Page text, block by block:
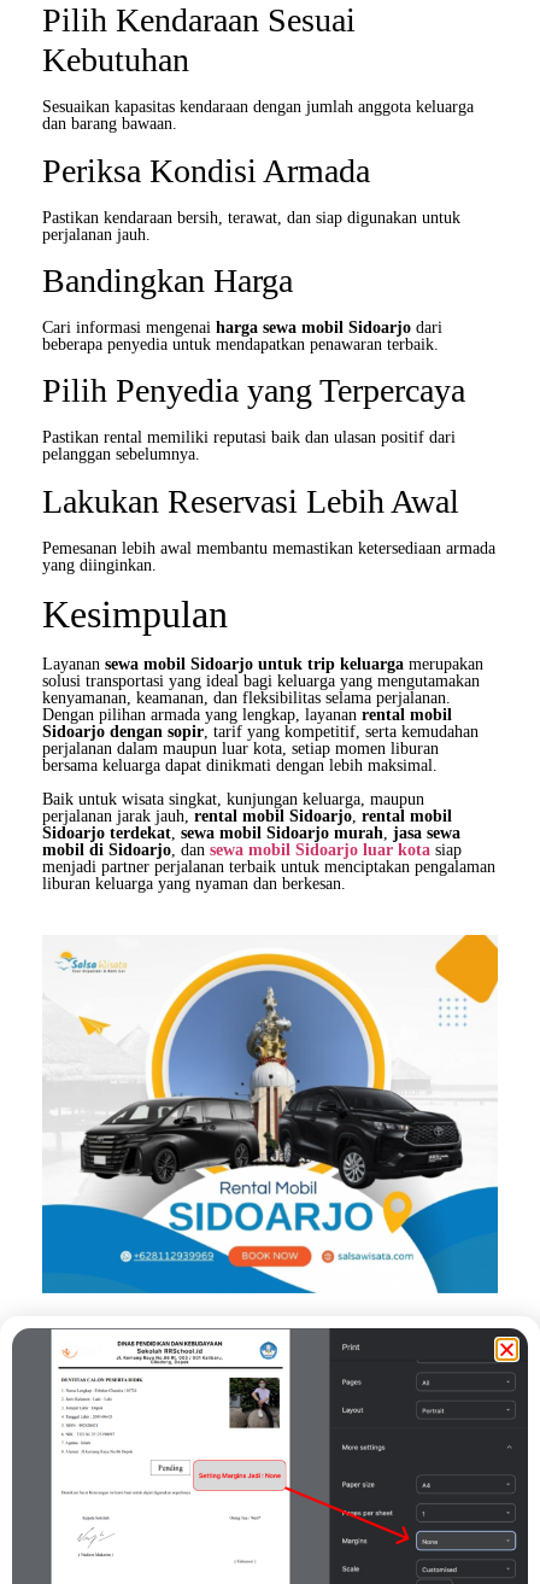
Pilih Kendaraan Sesuai
Kebutuhan
Sesuaikan kapasitas kendaraan dengan jumlah anggota keluarga
dan barang bawaan.
Periksa Kondisi Armada
Pastikan kendaraan bersih, terawat, dan siap digunakan untuk
perjalanan jauh.
Bandingkan Harga
Cari informasi mengenai harga sewa mobil Sidoarjo dari
beberapa penyedia untuk mendapatkan penawaran terbaik.
Pilih Penyedia yang Terpercaya
Pastikan rental memiliki reputasi baik dan ulasan positif dari
pelanggan sebelumnya.
Lakukan Reservasi Lebih Awal
Pemesanan lebih awal membantu memastikan ketersediaan armada
yang diinginkan.
Kesimpulan
Layanan sewa mobil Sidoarjo untuk trip keluarga merupakan
solusi transportasi yang ideal bagi keluarga yang mengutamakan
kenyamanan, keamanan, dan fleksibilitas selama perjalanan.
Dengan pilihan armada yang lengkap, layanan rental mobil
Sidoarjo dengan sopir, tarif yang kompetitif, serta kemudahan
perjalanan dalam maupun luar kota, setiap momen liburan
bersama keluarga dapat dinikmati dengan lebih maksimal.
Baik untuk wisata singkat, kunjungan keluarga, maupun
perjalanan jarak jauh, rental mobil Sidoarjo, rental mobil
Sidoarjo terdekat, sewa mobil Sidoarjo murah, jasa sewa
mobil di Sidoarjo, dan sewa mobil Sidoarjo luar kota siap
menjadi partner perjalanan terbaik untuk menciptakan pengalaman
liburan keluarga yang nyaman dan berkesan.
Pending
Demikian Surat Keterangan ini kami buat untuk dapat digunakan
seperlunya.